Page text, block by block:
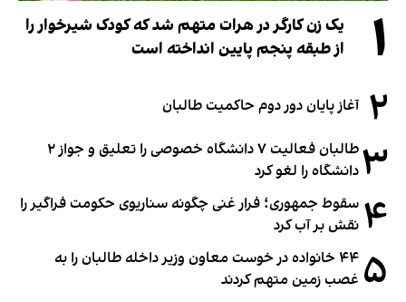
۱
یک زن کارگر در هرات متهم شد که کودک شیرخوار را
از طبقه پنجم پایین انداخته است
۲ آغاز پایان دور دوم حاکمیت طالبان
۳
طالبان فعالیت ۷ دانشگاه خصوصی را تعلیق و جواز ۲
دانشگاه را لغو کرد
۴ سقوط جمهوری؛ فرار غنی چگونه سناریوی حکومت فراگیر را
نقش بر آب کرد
۵
۴۴ خانواده در خوست معاون وزیر داخله طالبان را به
غصب زمین متهم کردند